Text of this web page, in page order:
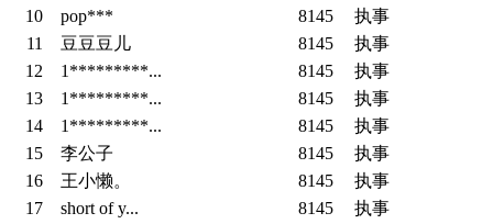
10
pop*** 8145
执事
11
豆豆豆儿 8145
执事
12
1*********... 8145
执事
13
1*********... 8145
执事
14
1*********... 8145
执事
15
李公子 8145
执事
16
王小懒。 8145
执事
17
short of y... 8145
执事